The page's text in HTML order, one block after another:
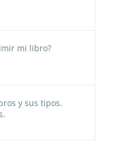
mi libro?
y sus tipos.